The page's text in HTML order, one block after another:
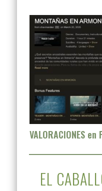
VALORACIONES en
EL